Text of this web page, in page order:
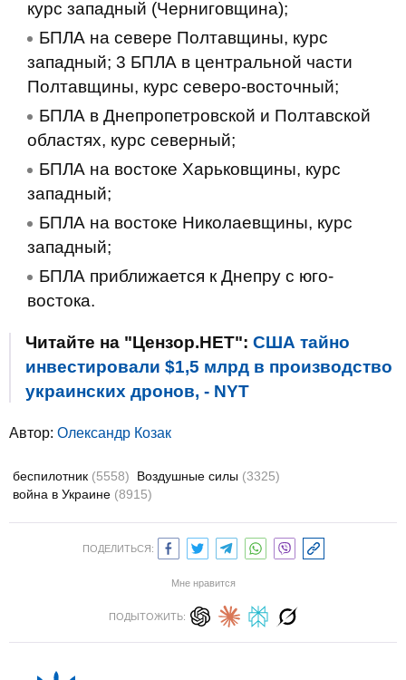
курс западный (Черниговщина);
БПЛА на севере Полтавщины, курс
западный; 3 БПЛА в центральной части
Полтавщины, курс северо-восточный;
БПЛА в Днепропетровской и Полтавской
областях, курс северный;
БПЛА на востоке Харьковщины, курс
западный;
БПЛА на востоке Николаевщины, курс
западный;
БПЛА приближается к Днепру с юго-
востока.
Читайте на "Цензор.НЕТ": США тайно
инвестировали $1,5 млрд в производство
украинских дронов, - NYT
Автор: Олександр Козак
беспилотник (5558) Воздушные силы (3325)
война в Украине (8915)
ПОДЕЛИТЬСЯ:
Мне нравится
ПОДЫТОЖИТЬ: